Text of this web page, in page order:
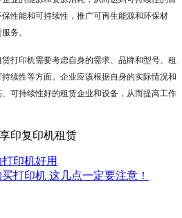
性能和可持续性，推广可再生能源和环保材
务。
打印机需要考虑自身的需求、品牌和型号、租
续性等方面。企业应该根据自身的实际情况和
可持续性好的租赁企业和设备，从而提高工作
印机好用
打印机 这几点一定要注意！